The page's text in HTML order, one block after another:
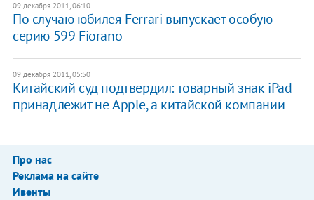
09 декабря 2011, 06:10
По случаю юбилея Ferrari выпускает особую
серию 599 Fiorano
09 декабря 2011, 05:50
Китайский суд подтвердил: товарный знак iPad
принадлежит не Apple, а китайской компании
Про нас
Реклама на сайте
Ивенты